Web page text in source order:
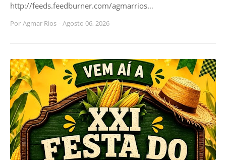
http://feeds.feedburner.com/agmarrios…
Por Agmar Rios - Agosto 06, 2026